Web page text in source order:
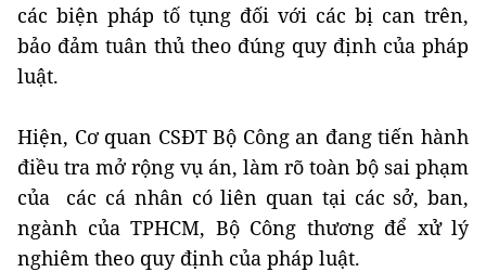
các biện pháp tố tụng đối với các bị can trên,
bảo đảm tuân thủ theo đúng quy định của pháp
luật.
Hiện, Cơ quan CSĐT Bộ Công an đang tiến hành
điều tra mở rộng vụ án, làm rõ toàn bộ sai phạm
của các cá nhân có liên quan tại các sở, ban,
ngành của TPHCM, Bộ Công thương để xử lý
nghiêm theo quy định của pháp luật.